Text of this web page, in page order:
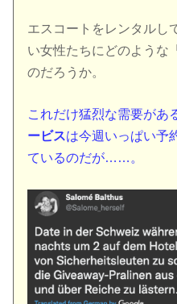
エスコートをレンタルし
い女性たちにどのような
のだろうか。
これだけ猛烈な需要があ
ービスは今週いっぱい予
ているのだが……。